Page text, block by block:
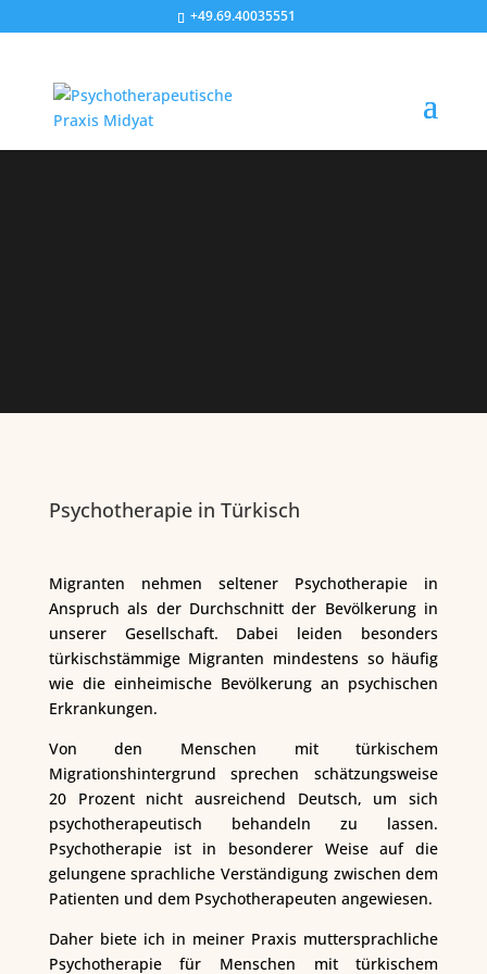
+49.69.40035551
Psychotherapie in Türkisch
Migranten nehmen seltener Psychotherapie in
Anspruch als der Durchschnitt der Bevölkerung in
unserer Gesellschaft. Dabei leiden besonders
türkischstämmige Migranten mindestens so häufig
wie die einheimische Bevölkerung an psychischen
Erkrankungen.
Von den Menschen mit türkischem
Migrationshintergrund sprechen schätzungsweise
20 Prozent nicht ausreichend Deutsch, um sich
psychotherapeutisch behandeln zu lassen.
Psychotherapie ist in besonderer Weise auf die
gelungene sprachliche Verständigung zwischen dem
Patienten und dem Psychotherapeuten angewiesen.
Daher biete ich in meiner Praxis muttersprachliche
Psychotherapie für Menschen mit türkischem